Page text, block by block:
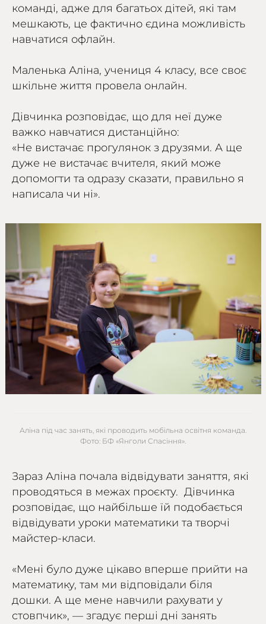
команді, адже для багатьох дітей, які там
мешкають, це фактично єдина можливість
навчатися офлайн.
Маленька Аліна, учениця 4 класу, все своє
шкільне життя провела онлайн.
Дівчинка розповідає, що для неї дуже
важко навчатися дистанційно:
«Не вистачає прогулянок з друзями. А ще
дуже не вистачає вчителя, який може
допомогти та одразу сказати, правильно я
написала чи ні».
Аліна під час занять, які проводить мобільна освітня команда.
Фото: БФ «Янголи Спасіння».
Зараз Аліна почала відвідувати заняття, які
проводяться в межах проєкту. Дівчинка
розповідає, що найбільше їй подобається
відвідувати уроки математики та творчі
майстер-класи.
«Мені було дуже цікаво вперше прийти на
математику, там ми відповідали біля
дошки. А ще мене навчили рахувати у
стовпчик», — згадує перші дні занять